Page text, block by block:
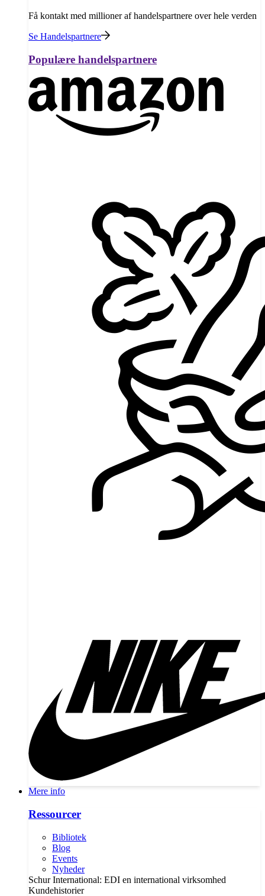
Få kontakt med millioner af handelspartnere over hele verden
Se Handelspartnere
Populære handelspartnere
Mere info
Ressourcer
Bibliotek
Blog
Events
Nyheder
Schur International: EDI en international virksomhed
Kundehistorier